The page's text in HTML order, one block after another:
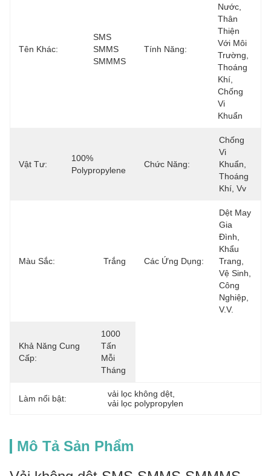
Tên Khác:
SMS
SMMS
SMMMS
Tính Năng:
Nước,
Thân
Thiện
Với Môi
Trường,
Thoáng
Khí,
Chống
Vi
Khuẩn
Vật Tư:
100%
Polypropylene
Chức Năng:
Chống
Vi
Khuẩn,
Thoáng
Khí, Vv
Màu Sắc: Trắng Các Ứng Dụng:
Dệt May
Gia
Đình,
Khẩu
Trang,
Vệ Sinh,
Công
Nghiệp,
V.v.
Khả Năng Cung
Cấp:
1000
Tấn
Mỗi
Tháng
Làm nổi bật: vải lọc không dệt
vải lọc polypropylen
Mô Tả Sản Phẩm